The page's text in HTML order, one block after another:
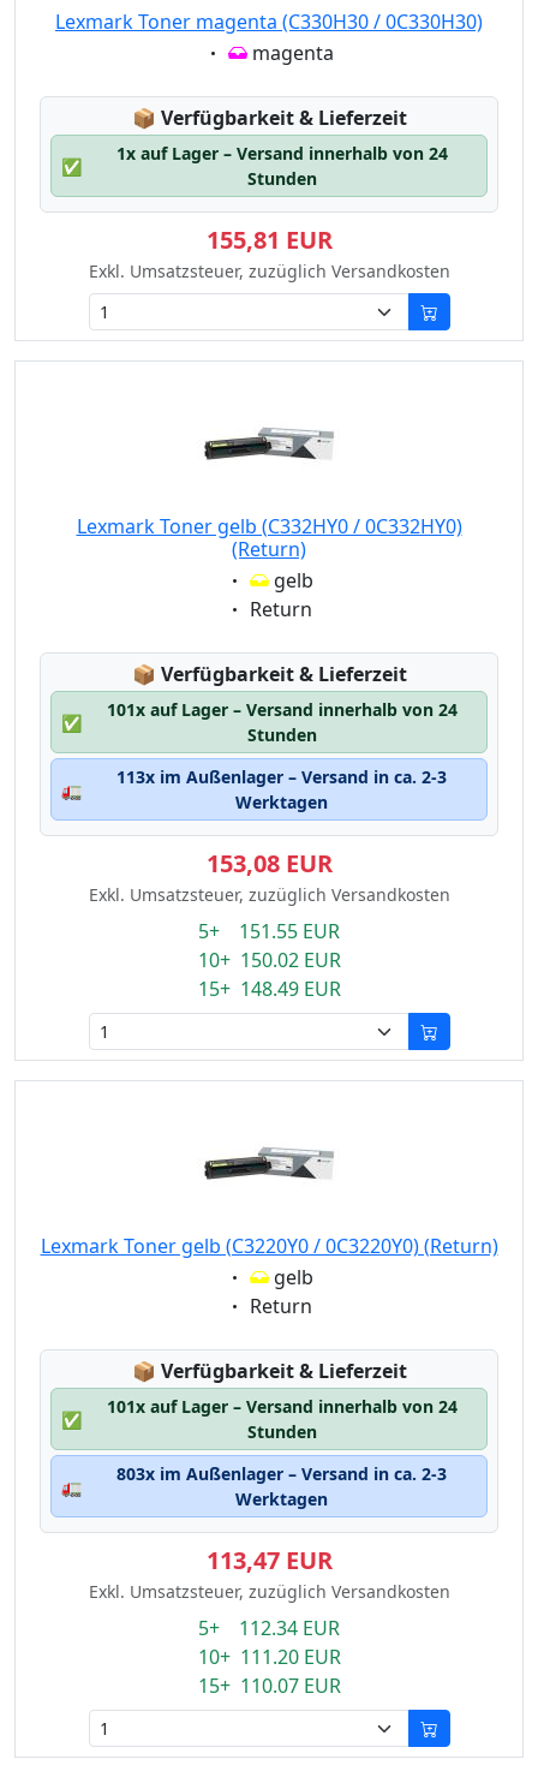
Lexmark Toner magenta (C330H30 / 0C330H30)
Eigenschaft:
magenta
📦 Lagerstatus:
Verfügbarkeit & Lieferzeit
✅
1x auf Lager – Versand innerhalb von 24
Stunden
155,81 EUR
Exkl. Umsatzsteuer, zuzüglich Versandkosten
Lexmark Toner gelb (C332HY0 / 0C332HY0)
(Return)
Eigenschaft:
gelb
Eigenschaft:
Return
📦 Lagerstatus:
Verfügbarkeit & Lieferzeit
✅
101x auf Lager – Versand innerhalb von 24
Stunden
🚛
113x im Außenlager – Versand in ca. 2-3
Werktagen
153,08 EUR
Exkl. Umsatzsteuer, zuzüglich Versandkosten
5+ 151.55 EUR
10+ 150.02 EUR
15+ 148.49 EUR
Lexmark Toner gelb (C3220Y0 / 0C3220Y0) (Return)
Eigenschaft:
gelb
Eigenschaft:
Return
📦 Lagerstatus:
Verfügbarkeit & Lieferzeit
✅
101x auf Lager – Versand innerhalb von 24
Stunden
🚛
803x im Außenlager – Versand in ca. 2-3
Werktagen
113,47 EUR
Exkl. Umsatzsteuer, zuzüglich Versandkosten
5+ 112.34 EUR
10+ 111.20 EUR
15+ 110.07 EUR